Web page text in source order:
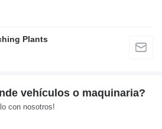
Plants
vehículos o maquinaria?
con nosotros!